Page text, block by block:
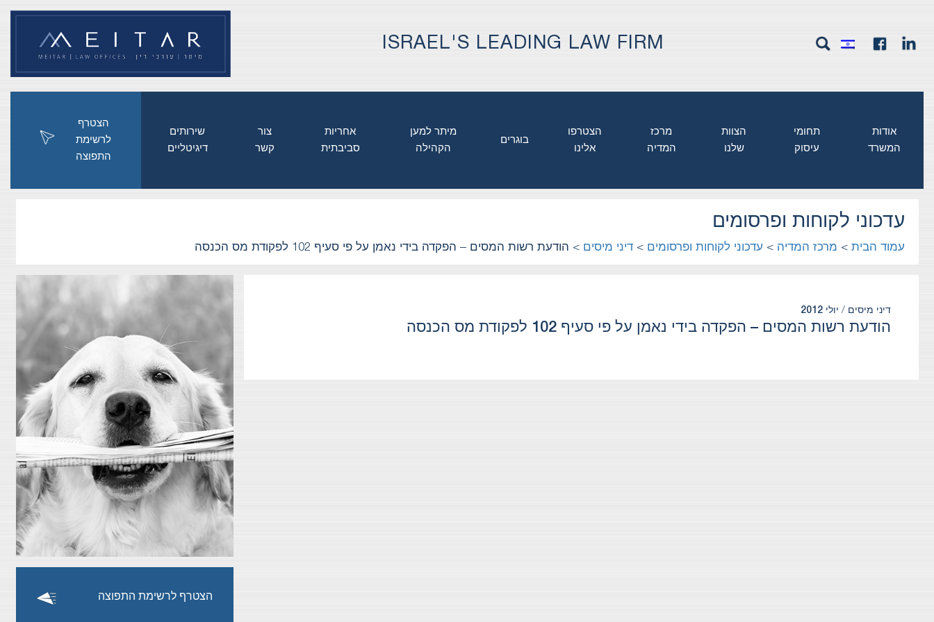
ISRAEL'S LEADING LAW FIRM
אודות
המשרד
תחומי
עיסוק
הצוות
שלנו
מרכז
המדיה
הצטרפו
אלינו
בוגרים
מיתר למען
הקהילה
אחריות
סביבתית
צור
קשר
שירותים
דיגיטליים
הצטרף
לרשימת
התפוצה
עדכוני לקוחות ופרסומים
עמוד הבית > מרכז המדיה > עדכוני לקוחות ופרסומים >דיני מיסים > הודעת רשות המסים – הפקדה בידי נאמן על פי סעיף 102 לפקודת מס הכנסה
דיני מיסים / יולי 2012
הודעת רשות המסים – הפקדה בידי נאמן על פי סעיף 102 לפקודת מס הכנסה
הצטרף לרשימת התפוצה